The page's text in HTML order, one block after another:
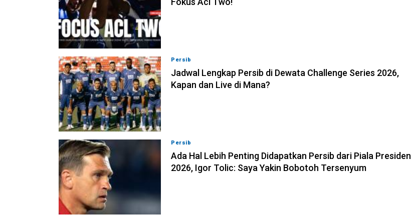
Persib
Jadwal Lengkap Persib di Dewata Challenge Series 2026,
Kapan dan Live di Mana?
Persib
Ada Hal Lebih Penting Didapatkan Persib dari Piala Presiden
2026, Igor Tolic: Saya Yakin Bobotoh Tersenyum